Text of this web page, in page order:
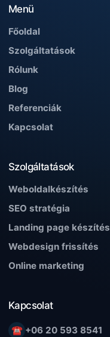
Menü
Főoldal
Szolgáltatások
Rólunk
Blog
Referenciák
Kapcsolat
Szolgáltatások
Weboldalkészítés
SEO stratégia
Landing page készítés
Webdesign frissítés
Online marketing
Kapcsolat
☎ +06 20 593 8541